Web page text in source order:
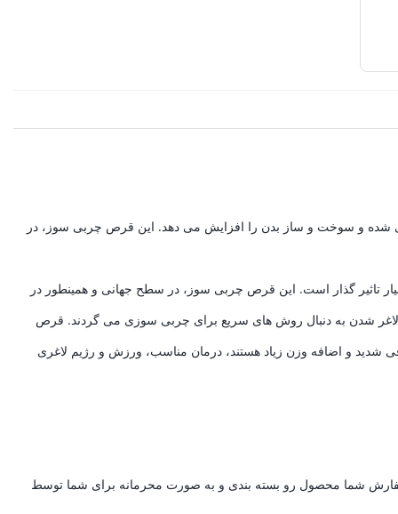
شده و سوخت و ساز بدن را افزایش می دهد. این قرص چربی سوز، در
تاثیر گذار است. این قرص چربی سوز، در سطح جهانی و همینطور در
و لاغر شدن به دنبال روش های سریع برای چربی سوزی می گردند. قرص
و اضافه وزن زیاد هستند، درمان مناسب، ورزش و رژیم لاغری
سفارش شما محصول رو بسته بندی و به صورت محرمانه برای شما توسط